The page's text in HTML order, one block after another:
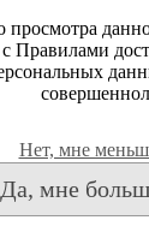
просмотра
с Правилами
Нет, мне
Да, мне